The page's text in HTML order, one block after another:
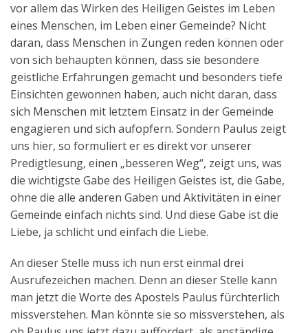
vor allem das Wirken des Heiligen Geistes im Leben
eines Menschen, im Leben einer Gemeinde? Nicht
daran, dass Menschen in Zungen reden können oder
von sich behaupten können, dass sie besondere
geistliche Erfahrungen gemacht und besonders tiefe
Einsichten gewonnen haben, auch nicht daran, dass
sich Menschen mit letztem Einsatz in der Gemeinde
engagieren und sich aufopfern. Sondern Paulus zeigt
uns hier, so formuliert er es direkt vor unserer
Predigtlesung, einen „besseren Weg“, zeigt uns, was
die wichtigste Gabe des Heiligen Geistes ist, die Gabe,
ohne die alle anderen Gaben und Aktivitäten in einer
Gemeinde einfach nichts sind. Und diese Gabe ist die
Liebe, ja schlicht und einfach die Liebe.
An dieser Stelle muss ich nun erst einmal drei
Ausrufezeichen machen. Denn an dieser Stelle kann
man jetzt die Worte des Apostels Paulus fürchterlich
missverstehen. Man könnte sie so missverstehen, als